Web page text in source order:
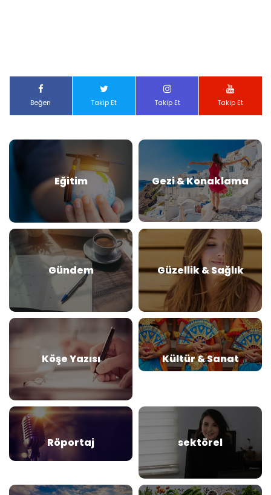
Beğen Takip Et Takip Et Takip Et
Eğitim Gezi & Konaklama
Gündem Güzellik & Sağlık
Köşe Yazısı Kültür & Sanat
Röportaj sektörel